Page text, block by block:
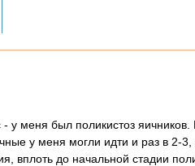
у меня был поликистоз
у меня могли идти и раз в 2-
вплоть до начальной стадии